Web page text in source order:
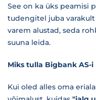
See on ka üks peamisi
tudengitel juba
varem alustad, seda
suuna leida.
Miks tulla Bigbank AS-
Kui oled alles oma